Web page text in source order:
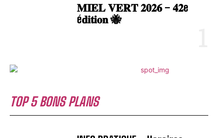
𝐌𝐈𝐄𝐋 𝐕𝐄𝐑𝐓 𝟐𝟎𝟐𝟔 – 𝟒𝟐e
é𝐝𝐢𝐭𝐢𝐨𝐧 🐝
TOP 5 BONS PLANS